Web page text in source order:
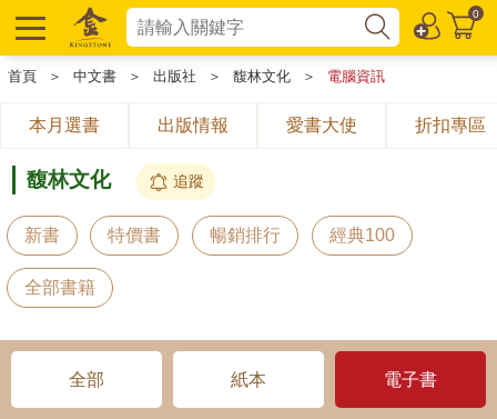
0
首頁 ＞ 中文書 ＞ 出版社 ＞ 馥林文化 ＞ 電腦資訊
本月選書 出版情報 愛書大使 折扣專區
馥林文化 追蹤
新書 特價書 暢銷排行 經典100
全部書籍
全部 紙本 電子書